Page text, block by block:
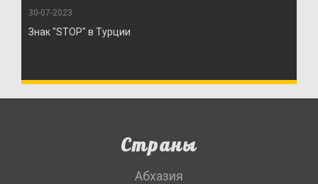
30-07-2023
Знак "STOP" в Турции
Страны
Абхазия